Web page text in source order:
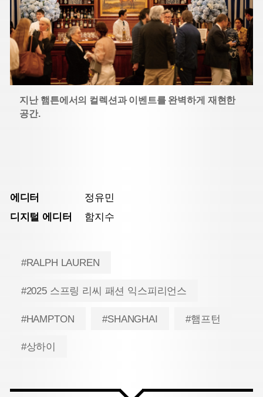
지난 햄튼에서의 컬렉션과 이벤트를 완벽하게 재현한
공간.
에디터
정유민
디지털 에디터
함지수
#RALPH LAUREN
#2025 스프링 리씨 패션 익스피리언스
#HAMPTON #SHANGHAI #햄프턴
#상하이